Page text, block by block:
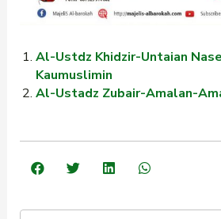
Al-Ustdz Khidzir-Untaian
Kaumuslimin
Al-Ustadz Zubair-Amalan-